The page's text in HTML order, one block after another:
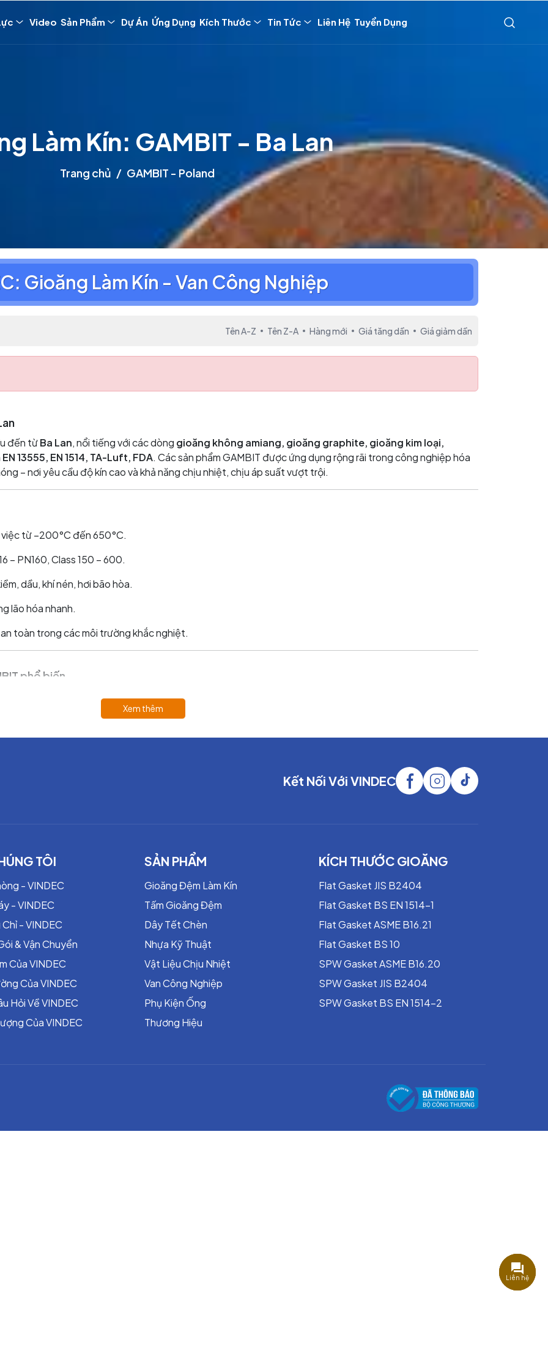
Video Sản Phẩm Dự Án Ứng Dụng Kích Thước Tin Tức Liên Hệ Tuyển Dụng
Làm Kín: GAMBIT - Ba Lan
Trang chủ GAMBIT - Poland
Gioăng Làm Kín - Van Công Nghiệp
Tên A-Z Tên Z-A Hàng mới Giá tăng dần Giá giảm dần
đến từBa Lan, nổi tiếng với các dòng gioăng không amiang, gioăng graphite, gioăng kim loại,
EN 13555, EN 1514, TA-Luft, FDA. Các sản phẩm GAMBIT được ứng dụng rộng rãi trong công nghiệp hóa
– nơi yêu cầu độ kín cao và khả năng chịu nhiệt, chịu áp suất vượt trội.
từ –200°C đến 650°C.
– PN160, Class 150 – 600.
dầu, khí nén, hơi bão hòa.
lão hóa nhanh.
an toàn trong các môi trường khắc nghiệt.
phổ biến
nhóm sản phẩm chính gồm:
dùng trong hóa chất – dược phẩm.
lỗ – gia cường inox)
chịu áp suất cao)
Xem thêm
Kết Nối Với VINDEC
TÔI
- VINDEC
- VINDEC
- VINDEC
& Vận Chuyển
Của VINDEC
Của VINDEC
Hỏi Về VINDEC
Của VINDEC
SẢN PHẨM
Gioăng Đệm Làm Kín
Tấm Gioăng Đệm
Dây Tết Chèn
Nhựa Kỹ Thuật
Vật Liệu Chịu Nhiệt
Van Công Nghiệp
Phụ Kiện Ống
Thương Hiệu
KÍCH THƯỚC GIOĂNG
Flat Gasket JIS B2404
Flat Gasket BS EN 1514-1
Flat Gasket ASME B16.21
Flat Gasket BS 10
SPW Gasket ASME B16.20
SPW Gasket JIS B2404
SPW Gasket BS EN 1514-2
Liên hệ